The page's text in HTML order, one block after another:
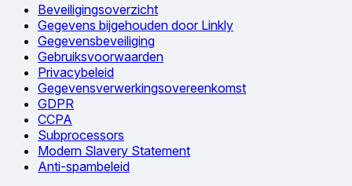
Beveiligingsoverzicht
Gegevens bijgehouden door Linkly
Gegevensbeveiliging
Gebruiksvoorwaarden
Privacybeleid
Gegevensverwerkingsovereenkomst
GDPR
CCPA
Subprocessors
Modern Slavery Statement
Anti-spambeleid